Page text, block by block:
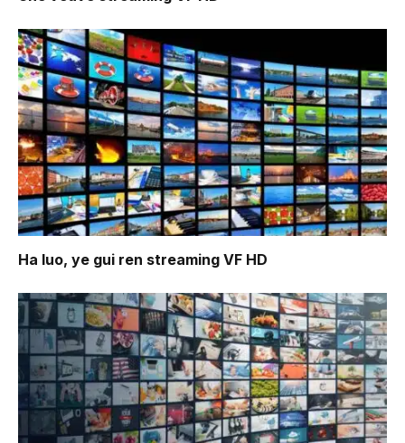
Ha luo, ye gui ren streaming VF HD